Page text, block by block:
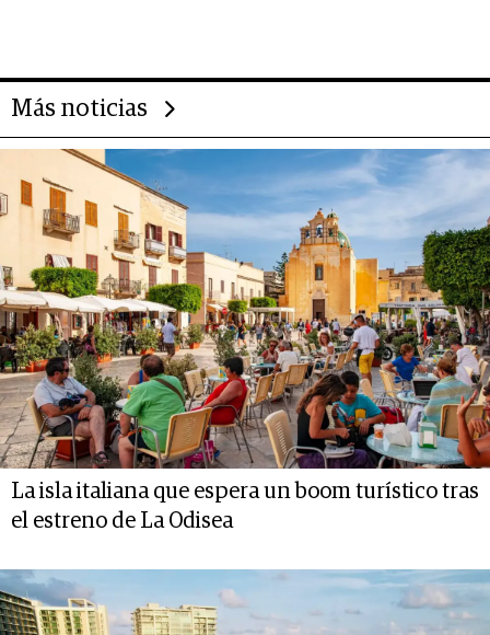
Más noticias
La isla italiana que espera un boom turístico tras
el estreno de La Odisea